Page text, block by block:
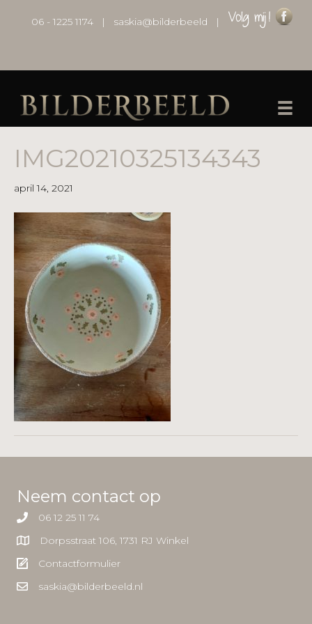
06 - 1225 1174 | saskia@bilderbeeld |
IMG20210325134343
april 14, 2021
Neem contact op
06 12 25 11 74
Dorpsstraat 106, 1731 RJ Winkel
Contactformulier
saskia@bilderbeeld.nl